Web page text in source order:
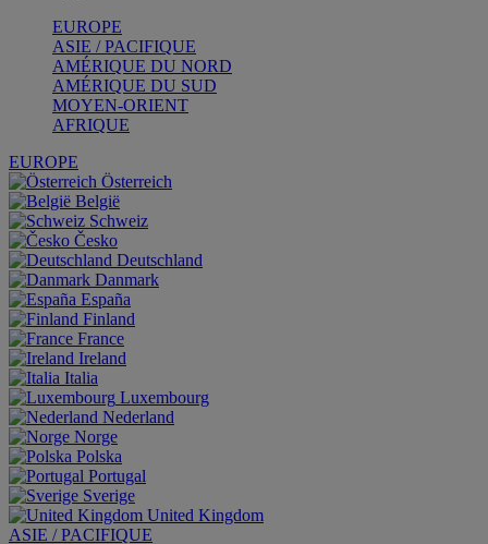
EUROPE
ASIE / PACIFIQUE
AMÉRIQUE DU NORD
AMÉRIQUE DU SUD
MOYEN-ORIENT
AFRIQUE
EUROPE
Österreich
België
Schweiz
Česko
Deutschland
Danmark
España
Finland
France
Ireland
Italia
Luxembourg
Nederland
Norge
Polska
Portugal
Sverige
United Kingdom
ASIE / PACIFIQUE